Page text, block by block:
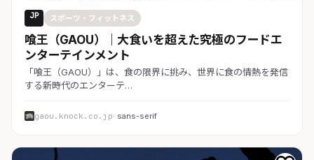
JP スポーツ・フィットネス
喰王（GAOU）｜大食いを超えた究極のフードエ
ンターテインメント
「喰王（GAOU）」は、食の限界に挑み、世界に食の情熱を発信
する新時代のエンターテ…
gaou.knock.co.jp· sans-serif